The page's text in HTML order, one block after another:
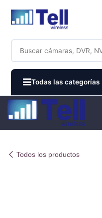
Todas las categorías
Todos los productos